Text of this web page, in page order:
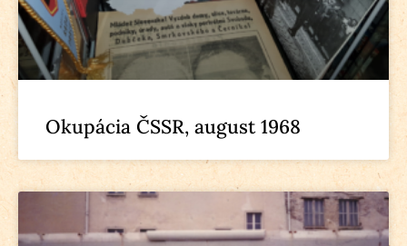
Okupácia ČSSR, august 1968